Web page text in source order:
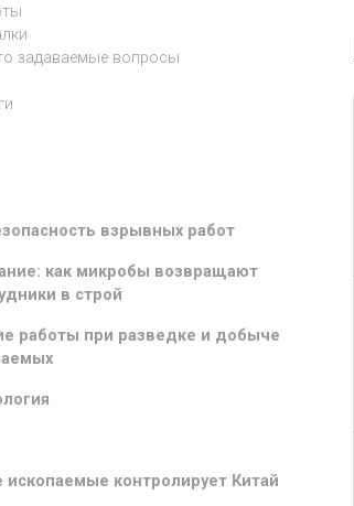
задаваемые вопросы
взрывных работ
как микробы возвращают
в строй
работы при разведке и добыче
ископаемые контролирует Китай